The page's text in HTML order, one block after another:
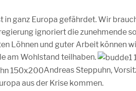
in ganz Europa gefährdet. Wir
ignoriert die zunehmende
Löhnen und guter Arbeit können
am Wohlstand teilhaben.
Andreas Steppuhn,
aus der Krise kommen.